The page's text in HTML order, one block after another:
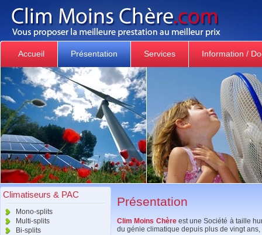
Accueil Présentation Services Information /
Climatiseurs & PAC
Mono-splits
Multi-splits
Bi-splits
Présentation
Clim Moins Chèreest une Société à taille
du génie climatique depuis plus de vingt